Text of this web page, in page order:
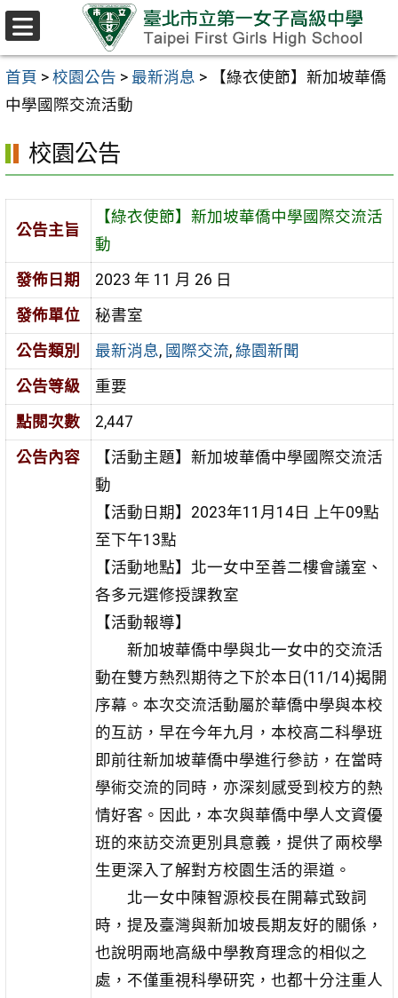
跳至主要內容區
首頁 > 校園公告 > 最新消息 >
【綠衣使節】新加坡華僑
中學國際交流活動
校園公告
公告主旨
【綠衣使節】新加坡華僑中學國際交流活
動
發佈日期
2023 年 11 月 26 日
發佈單位
秘書室
公告類別
最新消息, 國際交流, 綠園新聞
公告等級
重要
點閱次數
2,447
公告內容
【活動主題】新加坡華僑中學國際交流活
動
【活動日期】2023年11月14日 上午09點
至下午13點
【活動地點】北一女中至善二樓會議室、
各多元選修授課教室
【活動報導】
新加坡華僑中學與北一女中的交流活
動在雙方熱烈期待之下於本日(11/14)揭開
序幕。本次交流活動屬於華僑中學與本校
的互訪，早在今年九月，本校高二科學班
即前往新加坡華僑中學進行參訪，在當時
學術交流的同時，亦深刻感受到校方的熱
情好客。因此，本次與華僑中學人文資優
班的來訪交流更別具意義，提供了兩校學
生更深入了解對方校園生活的渠道。
北一女中陳智源校長在開幕式致詞
時，提及臺灣與新加坡長期友好的關係，
也說明兩地高級中學教育理念的相似之
處，不僅重視科學研究，也都十分注重人
選
單